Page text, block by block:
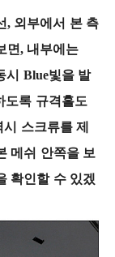
, 외부에서 본 측
면, 내부에는
시 Blue빛을 발
도록 규격홀도
스크류를 제
메쉬 안쪽을 보
확인할 수 있겠